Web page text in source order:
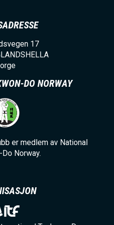
17
DO NORWAY
er medlem av National
Norway.